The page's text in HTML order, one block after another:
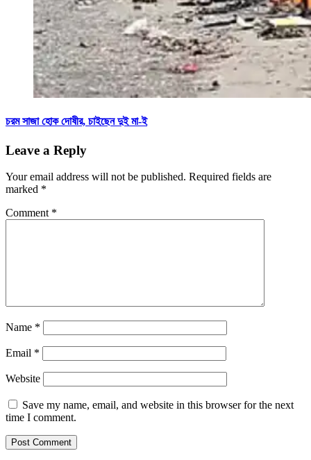
চরম সাজা হোক দোষীর, চাইছেন দুই মা-ই
Leave a Reply
Your email address will not be published. Required fields are
marked *
Comment *
Name *
Email *
Website
Save my name, email, and website in this browser for the next
time I comment.